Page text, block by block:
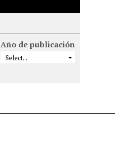
Año de publicación